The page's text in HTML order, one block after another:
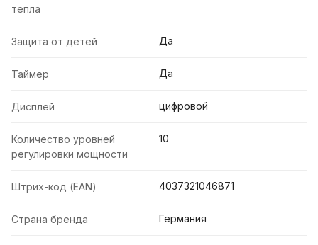
тепла
Защита от детей Да
Таймер Да
Дисплей цифровой
Количество уровней
регулировки мощности
10
Штрих-код (EAN) 4037321046871
Страна бренда Германия